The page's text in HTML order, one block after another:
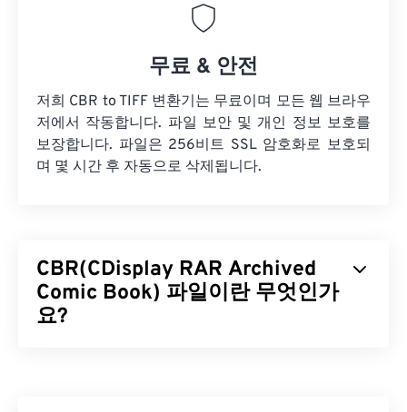
무료 & 안전
저희 CBR to TIFF 변환기는 무료이며 모든 웹 브라우
저에서 작동합니다. 파일 보안 및 개인 정보 보호를
보장합니다. 파일은 256비트 SSL 암호화로 보호되
며 몇 시간 후 자동으로 삭제됩니다.
CBR(CDisplay RAR Archived
Comic Book) 파일이란 무엇인가
요?